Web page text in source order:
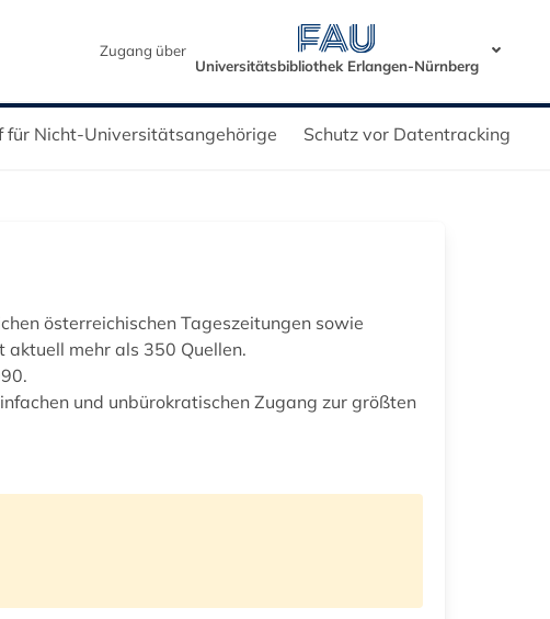
Zugang über
Universitätsbibliothek Erlangen-Nürnberg
für Nicht-Universitätsangehörige Schutz vor Datentracking
österreichischen Tageszeitungen sowie
mehr als 350 Quellen.
und unbürokratischen Zugang zur größten